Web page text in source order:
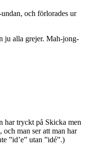
och förlorades ur
ju alla grejer. Mah-jong-
har tryckt på Skicka men
man ser att man har
”id’e” utan ”idé”.)